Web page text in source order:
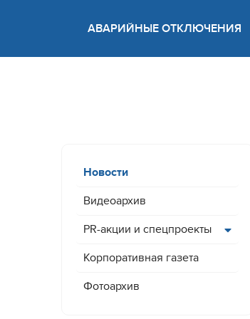
АВАРИЙНЫЕ ОТКЛЮЧЕНИЯ
Новости
Видеоархив
PR-акции и спецпроекты
Корпоративная газета
Фотоархив